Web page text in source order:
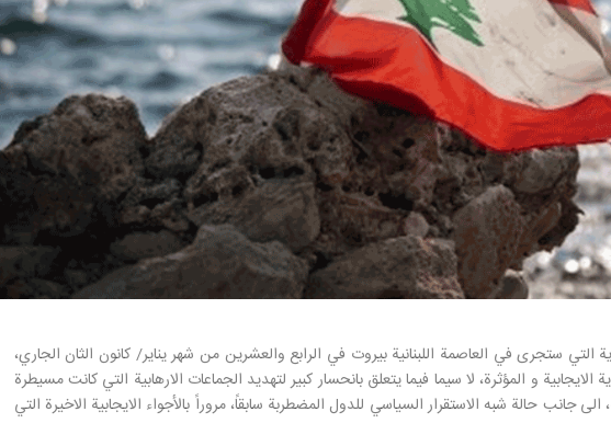
التي ستجرى في العاصمة اللبنانية بيروت في الرابع والعشرين من شهر يناير/ كانون الثان الجاري،
و المؤثرة، لا سيما فيما يتعلق بانحسار كبير لتهديد الجماعات الارهابية التي كانت مسيطرة
جانب حالة شبه الاستقرار السياسي للدول المضطربة سابقاً، مروراً بالأجواء الايجابية الاخيرة التي